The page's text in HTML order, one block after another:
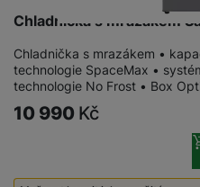
Chladnička s mrazákem
Chladnička s mrazákem •
technologie SpaceMax •
technologie No Frost • Box
10 990 Kč